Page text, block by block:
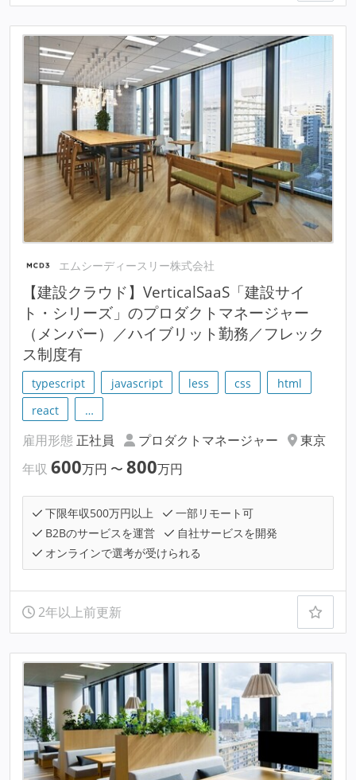
エムシーディースリー株式会社
【建設クラウド】VerticalSaaS「建設サイ
ト・シリーズ」のプロダクトマネージャー
（メンバー）／ハイブリット勤務／フレック
ス制度有
typescript javascript less css
html
react
…
雇用形態 正社員 プロダクトマネージャー
東京
年収 600万円 〜 800万円
下限年収500万円以上
一部リモート可
B2Bのサービスを運営
自社サービスを開発
オンラインで選考が受けられる
2年以上前更新